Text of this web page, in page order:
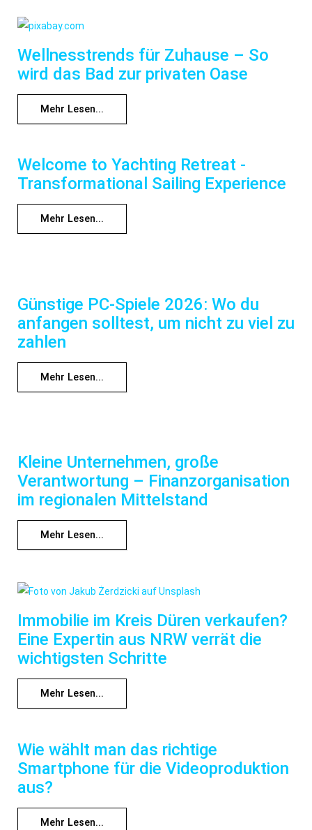
Wellnesstrends für Zuhause – So
wird das Bad zur privaten Oase
Mehr Lesen...
Welcome to Yachting Retreat -
Transformational Sailing Experience
Mehr Lesen...
Günstige PC-Spiele 2026: Wo du
anfangen solltest, um nicht zu viel zu
zahlen
Mehr Lesen...
Kleine Unternehmen, große
Verantwortung – Finanzorganisation
im regionalen Mittelstand
Mehr Lesen...
Immobilie im Kreis Düren verkaufen?
Eine Expertin aus NRW verrät die
wichtigsten Schritte
Mehr Lesen...
Wie wählt man das richtige
Smartphone für die Videoproduktion
aus?
Mehr Lesen...